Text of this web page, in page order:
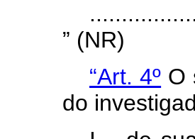
” (NR)
“Art. 4º O
do